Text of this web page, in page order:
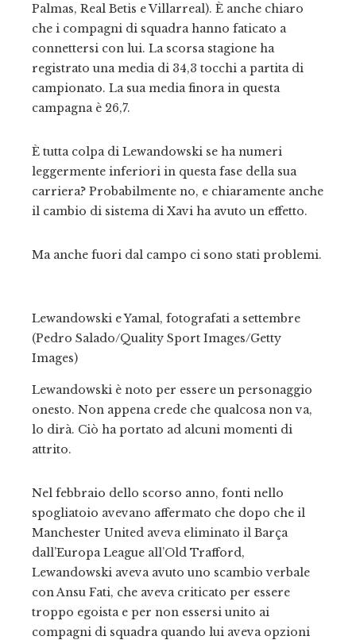
Palmas, Real Betis e Villarreal). È anche chiaro
che i compagni di squadra hanno faticato a
connettersi con lui. La scorsa stagione ha
registrato una media di 34,3 tocchi a partita di
campionato. La sua media finora in questa
campagna è 26,7.
È tutta colpa di Lewandowski se ha numeri
leggermente inferiori in questa fase della sua
carriera? Probabilmente no, e chiaramente anche
il cambio di sistema di Xavi ha avuto un effetto.
Ma anche fuori dal campo ci sono stati problemi.
Lewandowski e Yamal, fotografati a settembre
(Pedro Salado/Quality Sport Images/Getty
Images)
Lewandowski è noto per essere un personaggio
onesto. Non appena crede che qualcosa non va,
lo dirà. Ciò ha portato ad alcuni momenti di
attrito.
Nel febbraio dello scorso anno, fonti nello
spogliatoio avevano affermato che dopo che il
Manchester United aveva eliminato il Barça
dall’Europa League all’Old Trafford,
Lewandowski aveva avuto uno scambio verbale
con Ansu Fati, che aveva criticato per essere
troppo egoista e per non essersi unito ai
compagni di squadra quando lui aveva opzioni